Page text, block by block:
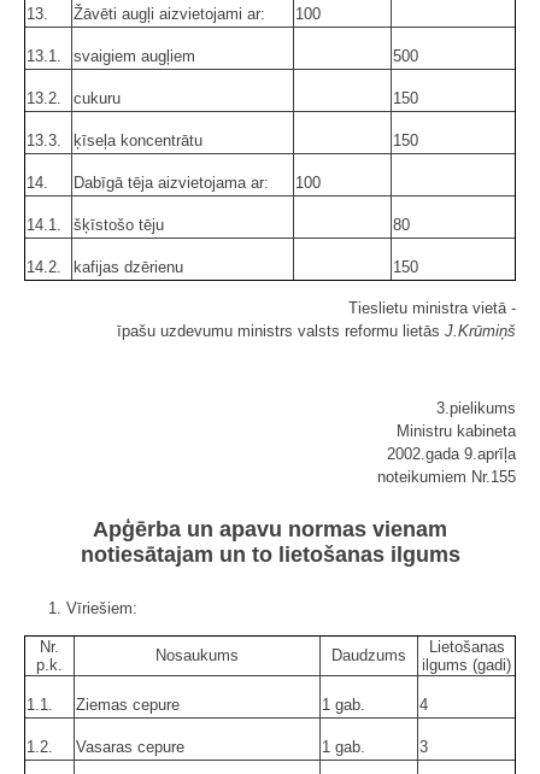
13. Žāvēti augļi aizvietojami ar: 100
13.1. svaigiem augļiem 500
13.2. cukuru 150
13.3. ķīseļa koncentrātu 150
14. Dabīgā tēja aizvietojama ar: 100
14.1. šķīstošo tēju 80
14.2. kafijas dzērienu 150
Tieslietu ministra vietā -
īpašu uzdevumu ministrs valsts reformu lietās J.Krūmiņš
3.pielikums
Ministru kabineta
2002.gada 9.aprīļa
noteikumiem Nr.155
Apģērba un apavu normas vienam
notiesātajam un to lietošanas ilgums
1. Vīriešiem:
Nr.
p.k.
Nosaukums Daudzums
Lietošanas
ilgums (gadi)
1.1. Ziemas cepure 1 gab. 4
1.2. Vasaras cepure 1 gab. 3